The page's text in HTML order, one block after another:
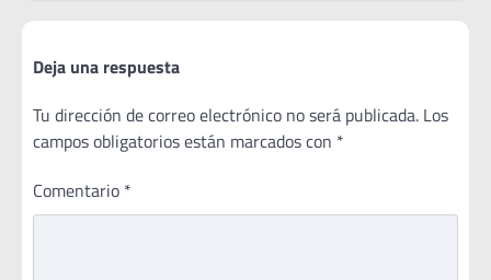
Deja una respuesta
Tu dirección de correo electrónico no será publicada. Los
campos obligatorios están marcados con *
Comentario *